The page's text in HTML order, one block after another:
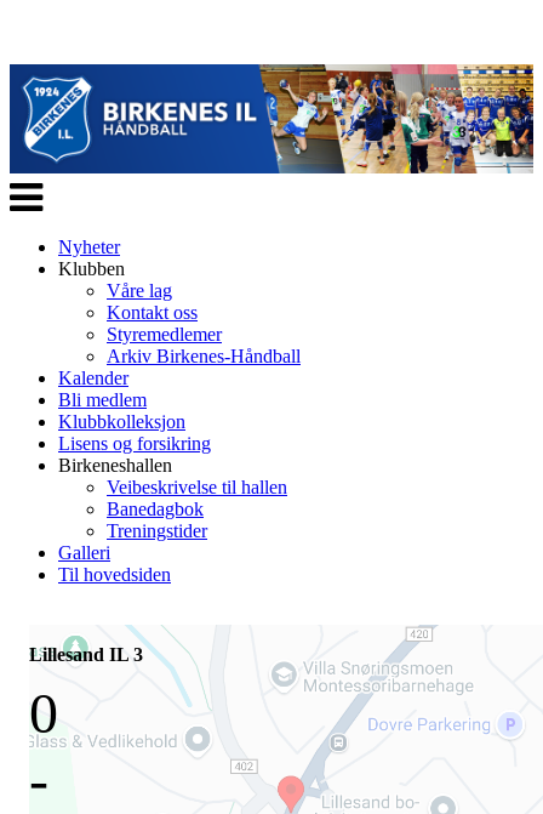
Veksle
navigasjon
Nyheter
Klubben
Våre lag
Kontakt oss
Styremedlemer
Arkiv Birkenes-Håndball
Kalender
Bli medlem
Klubbkolleksjon
Lisens og forsikring
Birkeneshallen
Veibeskrivelse til hallen
Banedagbok
Treningstider
Galleri
Til hovedsiden
Lillesand IL 3
0
-